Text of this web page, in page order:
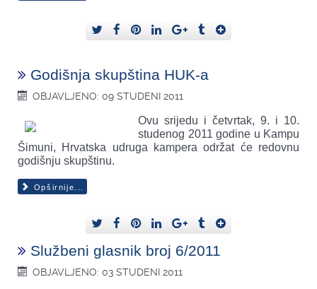
Godišnja skupština HUK-a
OBJAVLJENO: 09 STUDENI 2011
Ovu srijedu i četvrtak, 9. i 10.
studenog 2011 godine u Kampu
Šimuni, Hrvatska udruga kampera održat će redovnu
godišnju skupštinu.
Opširnije...
Službeni glasnik broj 6/2011
OBJAVLJENO: 03 STUDENI 2011